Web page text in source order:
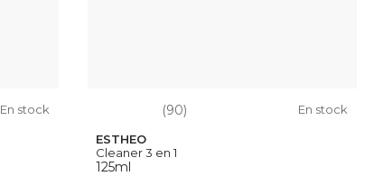
En stock (90) En stock
ESTHEO
Cleaner 3 en 1
125ml